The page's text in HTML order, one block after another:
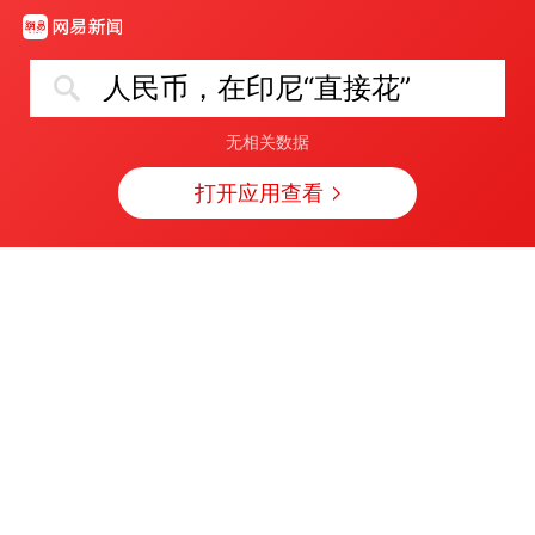
人民币，在印尼“直接花”
无相关数据
打开应用查看